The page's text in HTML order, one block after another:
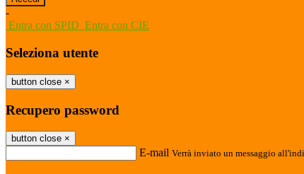
-
Entra con SPID Entra con CIE
Seleziona utente
button close ×
Recupero password
button close ×
E-mail Verrà inviato un messaggio